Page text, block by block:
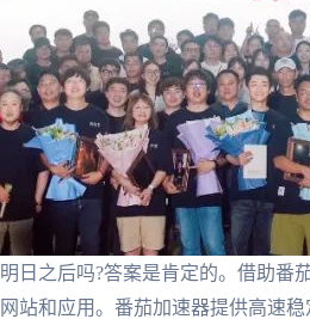
日之后吗?答案是肯定的。借助番
站和应用。番茄加速器提供高速